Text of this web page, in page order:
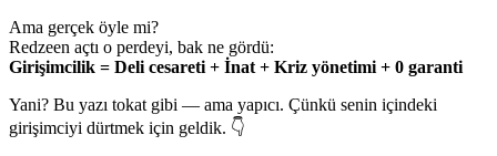
Ama gerçek öyle mi?
Redzeen açtı o perdeyi, bak ne gördü:
Girişimcilik = Deli cesareti + İnat + Kriz yönetimi + 0 garanti
Yani? Bu yazı tokat gibi — ama yapıcı. Çünkü senin içindeki
girişimciyi dürtmek için geldik. 👇